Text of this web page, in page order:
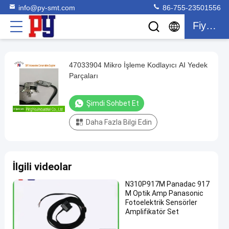
info@py-smt.com 86-755-23501556
Fiyat Teklifi
47033904
Mikro
İşleme
Kodlayıcı
AI Yedek
42
görüşler
sohbet et
Paylaş
47033904 Mikro İşleme Kodlayıcı AI Yedek
Parçaları
Şimdi Sohbet Et
Daha Fazla Bilgi Edin
İlgili videolar
N310P917M Panadac 917
M Optik Amp Panasonic
Fotoelektrik Sensörler
Amplifikatör Set